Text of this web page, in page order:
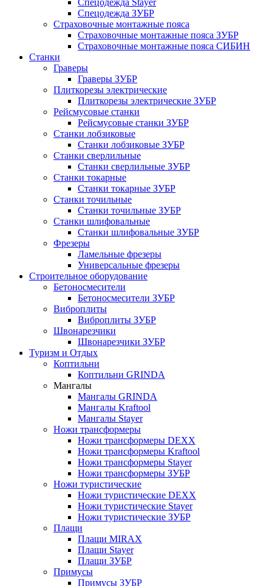
Спецодежда Stayer
Спецодежда ЗУБР
Страховочные монтажные пояса
Страховочные монтажные пояса ЗУБР
Страховочные монтажные пояса СИБИН
Станки
Граверы
Граверы ЗУБР
Плиткорезы электрические
Плиткорезы электрические ЗУБР
Рейсмусовые станки
Рейсмусовые станки ЗУБР
Станки лобзиковые
Станки лобзиковые ЗУБР
Станки сверлильные
Станки сверлильные ЗУБР
Станки токарные
Станки токарные ЗУБР
Станки точильные
Станки точильные ЗУБР
Станки шлифовальные
Станки шлифовальные ЗУБР
Фрезеры
Ламельные фрезеры
Универсальные фрезеры
Строительное оборудование
Бетоносмесители
Бетоносмесители ЗУБР
Виброплиты
Виброплиты ЗУБР
Швонарезчики
Швонарезчики ЗУБР
Туризм и Отдых
Коптильни
Коптильни GRINDA
Мангалы
Мангалы GRINDA
Мангалы Kraftool
Мангалы Stayer
Ножи трансформеры
Ножи трансформеры DEXX
Ножи трансформеры Kraftool
Ножи трансформеры Stayer
Ножи трансформеры ЗУБР
Ножи туристические
Ножи туристические DEXX
Ножи туристические Stayer
Ножи туристические ЗУБР
Плащи
Плащи MIRAX
Плащи Stayer
Плащи ЗУБР
Примусы
Примусы ЗУБР